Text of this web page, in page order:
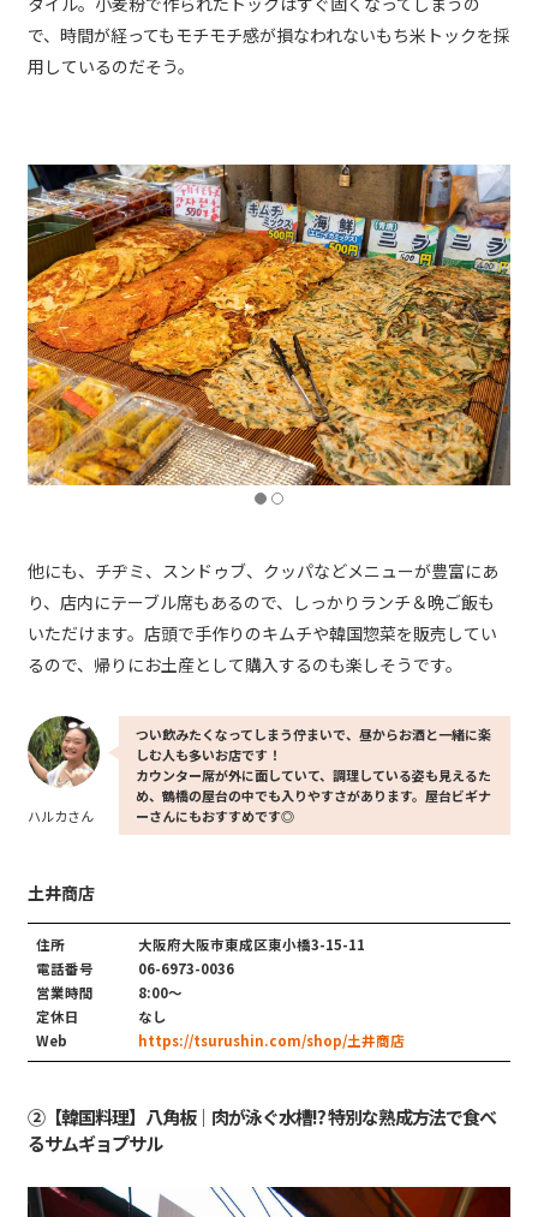
で、時間が経ってもモチモチ感が損なわれないもち米トックを採
用しているのだそう。
他にも、チヂミ、スンドゥブ、クッパなどメニューが豊富にあ
り、店内にテーブル席もあるので、しっかりランチ＆晩ご飯も
いただけます。店頭で手作りのキムチや韓国惣菜を販売してい
るので、帰りにお土産として購入するのも楽しそうです。
ハルカさん
つい飲みたくなってしまう佇まいで、昼からお酒と一緒に楽
しむ人も多いお店です！
カウンター席が外に面していて、調理している姿も見えるた
め、鶴橋の屋台の中でも入りやすさがあります。屋台ビギナ
ーさんにもおすすめです◎
土井商店
住所
大阪府大阪市東成区東小橋3-15-11
電話番号
06-6973-0036
営業時間
8:00〜
定休日
なし
Web
https://tsurushin.com/shop/土井商店
②【韓国料理】八角板｜肉が泳ぐ水槽!? 特別な熟成方法で食べ
るサムギョプサル